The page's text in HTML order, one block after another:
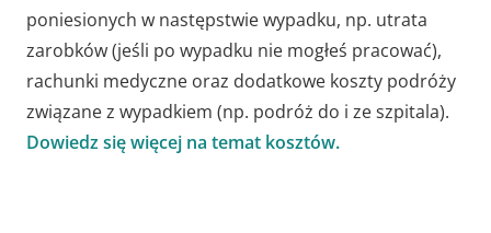
poniesionych w następstwie wypadku, np. utrata
zarobków (jeśli po wypadku nie mogłeś pracować),
rachunki medyczne oraz dodatkowe koszty podróży
związane z wypadkiem (np. podróż do i ze szpitala).
Dowiedz się więcej na temat kosztów.